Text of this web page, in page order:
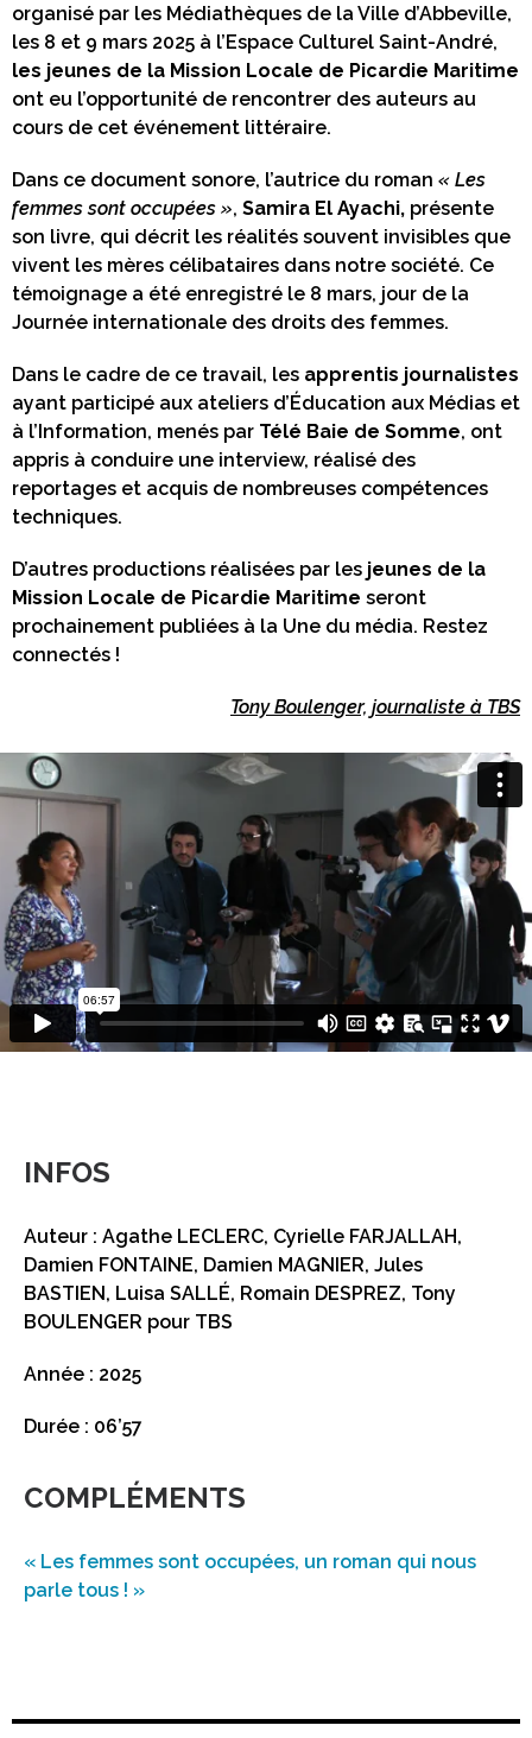
organisé par les Médiathèques de la Ville d’Abbeville,
les 8 et 9 mars 2025 à l’Espace Culturel Saint-André,
les jeunes de la Mission Locale de Picardie Maritime
ont eu l’opportunité de rencontrer des auteurs au
cours de cet événement littéraire.
Dans ce document sonore, l’autrice du roman « Les
femmes sont occupées », Samira El Ayachi, présente
son livre, qui décrit les réalités souvent invisibles que
vivent les mères célibataires dans notre société. Ce
témoignage a été enregistré le 8 mars, jour de la
Journée internationale des droits des femmes.
Dans le cadre de ce travail, les apprentis journalistes
ayant participé aux ateliers d’Éducation aux Médias et
à l’Information, menés par Télé Baie de Somme, ont
appris à conduire une interview, réalisé des
reportages et acquis de nombreuses compétences
techniques.
D’autres productions réalisées par les jeunes de la
Mission Locale de Picardie Maritime seront
prochainement publiées à la Une du média. Restez
connectés !
Tony Boulenger, journaliste à TBS
INFOS
Auteur : Agathe LECLERC, Cyrielle FARJALLAH,
Damien FONTAINE, Damien MAGNIER, Jules
BASTIEN, Luisa SALLÉ, Romain DESPREZ, Tony
BOULENGER pour TBS
Année : 2025
Durée : 06’57
COMPLÉMENTS
« Les femmes sont occupées, un roman qui nous
parle tous ! »